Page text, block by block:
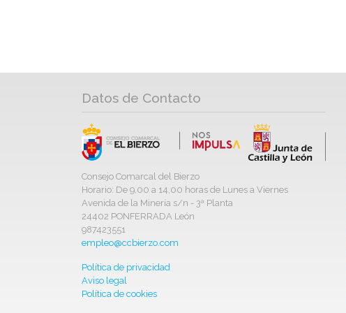
Datos de Contacto
Consejo Comarcal del Bierzo
Horario: De 9,00 a 14,00 horas de Lunes a Viernes
Avenida de la Minería s/n - 3ª Planta
24402 PONFERRADA León
987423551
empleo@ccbierzo.com
Política de privacidad
Aviso legal
Política de cookies